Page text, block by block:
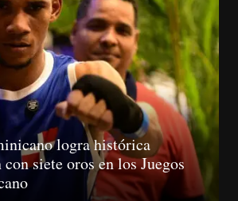
Nacionales
CNM avanza evaluación de siete
la Suprema y abre plazo de